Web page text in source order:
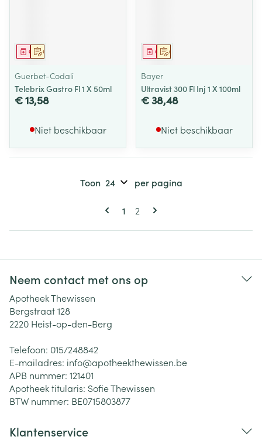
Op voorschrift
Geneesmiddel
Guerbet-Codali
Telebrix Gastro Fl 1 X 50ml
€ 13,58
Niet beschikbaar
Op voorschrift
Geneesmiddel
Bayer
Ultravist 300 Fl Inj 1 X 100ml
€ 38,48
Niet beschikbaar
Pagina's
U lees momenteel pagina
1 Pagina
2
Toon per pagina
Neem contact met ons op
Apotheek Thewissen
Bergstraat 128
2220 Heist-op-den-Berg
Telefoon: 015/248842
E-mailadres: info@apotheekthewissen.be
APB nummer: 121401
Apotheek titularis: Sofie Thewissen
BTW nummer: BE0715803877
Klantenservice